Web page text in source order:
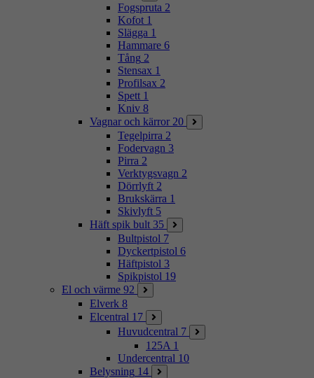
Fogspruta 2
Kofot 1
Slägga 1
Hammare 6
Tång 2
Stensax 1
Profilsax 2
Spett 1
Kniv 8
Vagnar och kärror 20
Tegelpirra 2
Fodervagn 3
Pirra 2
Verktygsvagn 2
Dörrlyft 2
Brukskärra 1
Skivlyft 5
Häft spik bult 35
Bultpistol 7
Dyckertpistol 6
Häftpistol 3
Spikpistol 19
El och värme 92
Elverk 8
Elcentral 17
Huvudcentral 7
125A 1
Undercentral 10
Belysning 14